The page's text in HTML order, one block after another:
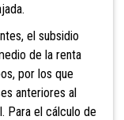
el subsidio
de la renta
por los que
anteriores al
Para el cálculo de